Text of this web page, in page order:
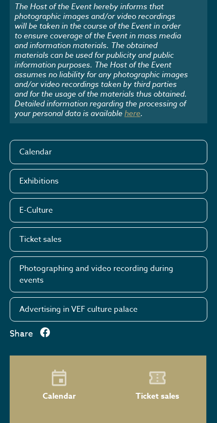
The Host of the Event hereby informs that
photographic images and/or video recordings
will be taken in the course of the Event in order
to ensure coverage of the Event in mass media
and information materials. The obtained
materials can be used for publicity and public
information purposes. The Host of the Event
assumes no liability for any photographic images
and/or video recordings taken by third parties
and for the usage of the materials thus obtained.
Detailed information regarding the processing of
your personal data is availablehere.
Calendar
Exhibitions
E-Culture
Ticket sales
Photographing and video recording during
events
Advertising in VEF culture palace
Share
Calendar Ticket sales